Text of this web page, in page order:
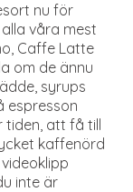
nu för
våra mest
Caffe Latte
om de ännu
syrups
espresson
tiden, att få till
kaffenörd
inte är